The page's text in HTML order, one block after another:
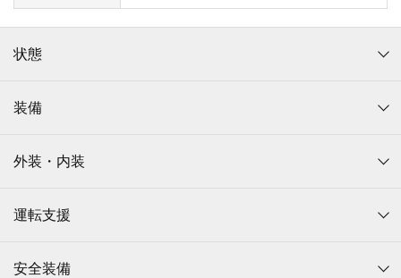
状態
装備
外装・内装
運転支援
安全装備